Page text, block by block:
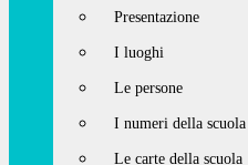
Presentazione
I luoghi
Le persone
I numeri della scuola
Le carte della scuola